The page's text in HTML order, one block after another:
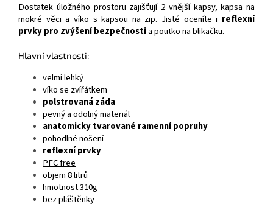
Dostatek úložného prostoru zajišťují 2 vnější kapsy, kapsa na
mokré věci a víko s kapsou na zip. Jisté oceníte i reflexní
prvky pro zvýšení bezpečnostia poutko na blikačku.
Hlavní vlastnosti:
velmi lehký
víko se zvířátkem
polstrovaná záda
pevný a odolný materiál
anatomicky tvarované ramenní popruhy
pohodlné nošení
reflexní prvky
PFC free
objem 8 litrů
hmotnost 310g
bez pláštěnky